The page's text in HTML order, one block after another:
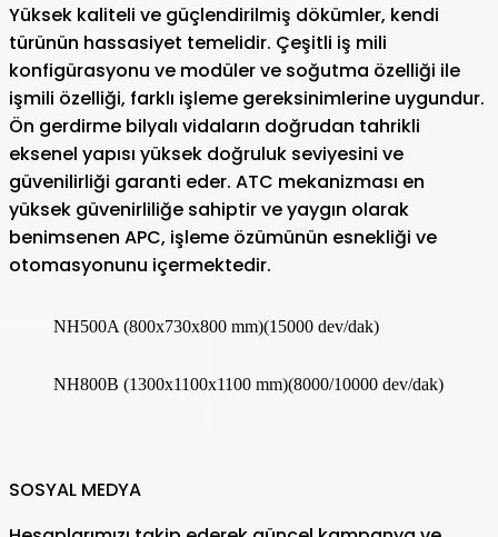
Yüksek kaliteli ve güçlendirilmiş dökümler, kendi
türünün hassasiyet temelidir. Çeşitli iş mili
konfigürasyonu ve modüler ve soğutma özelliği ile
işmili özelliği, farklı işleme gereksinimlerine uygundur.
Ön gerdirme bilyalı vidaların doğrudan tahrikli
eksenel yapısı yüksek doğruluk seviyesini ve
güvenilirliği garanti eder. ATC mekanizması en
yüksek güvenirliliğe sahiptir ve yaygın olarak
benimsenen APC, işleme özümünün esnekliği ve
otomasyonunu içermektedir.
NH500A (800x730x800 mm)(15000 dev/dak)
NH800B (1300x1100x1100 mm)(8000/10000 dev/dak)
SOSYAL MEDYA